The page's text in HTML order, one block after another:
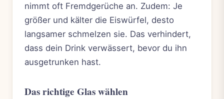
nimmt oft Fremdgerüche an. Zudem: Je
größer und kälter die Eiswürfel, desto
langsamer schmelzen sie. Das verhindert,
dass dein Drink verwässert, bevor du ihn
ausgetrunken hast.
Das richtige Glas wählen